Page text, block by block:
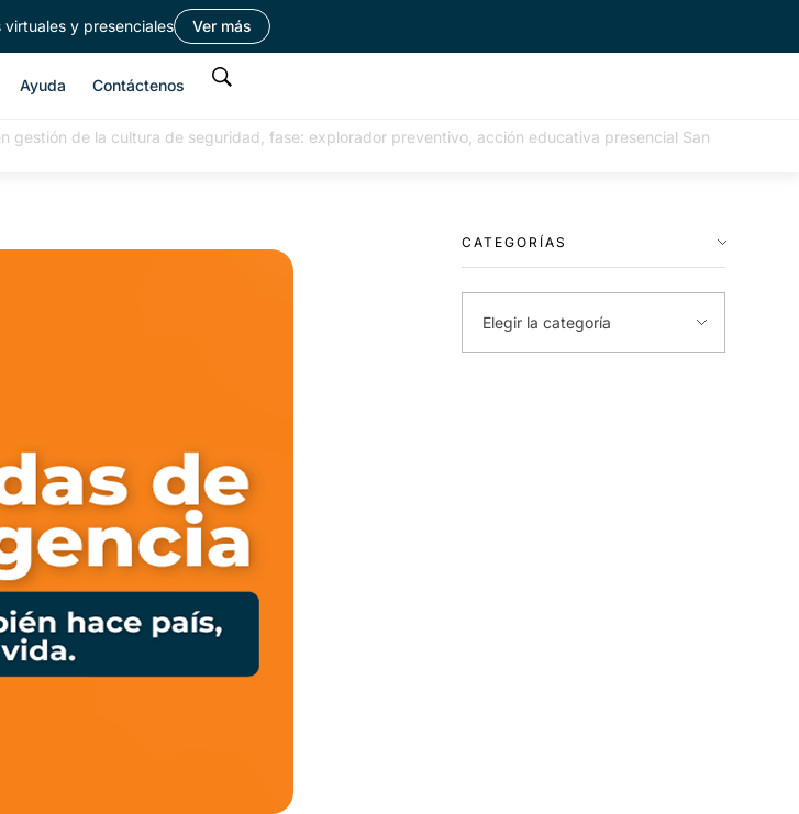
y presenciales Ver más
Ayuda Contáctenos
gestión de la cultura de seguridad, fase: explorador preventivo, acción educativa presencial San
CATEGORÍAS